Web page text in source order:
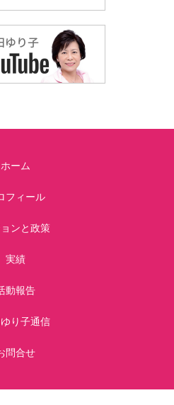
ホーム
フィール
ンと政策
実績
動報告
り子通信
問合せ